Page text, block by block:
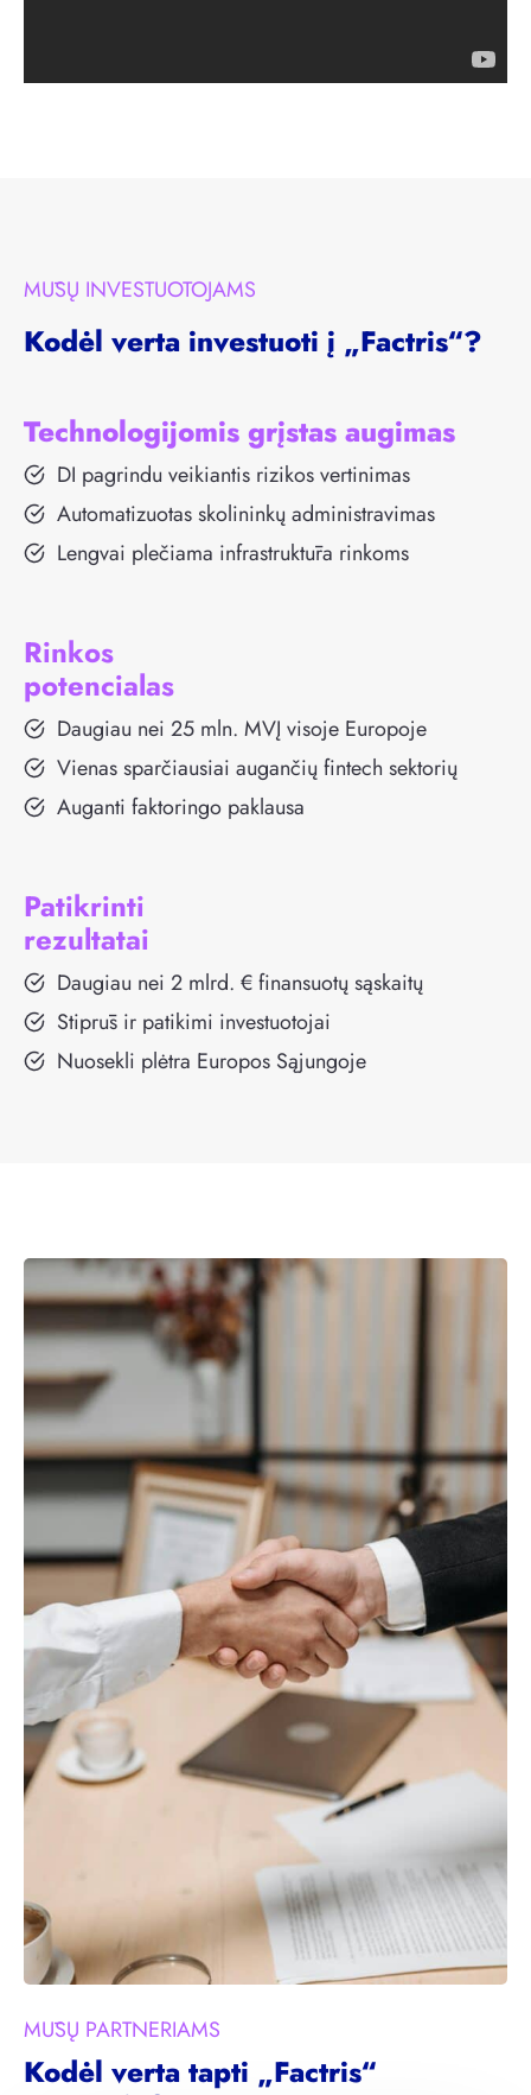
MŪSŲ INVESTUOTOJAMS
Kodėl verta investuoti į „Factris“?
Technologijomis grįstas augimas
DI pagrindu veikiantis rizikos vertinimas
Automatizuotas skolininkų administravimas
Lengvai plečiama infrastruktūra rinkoms
Rinkos
potencialas
Daugiau nei 25 mln. MVĮ visoje Europoje
Vienas sparčiausiai augančių fintech sektorių
Auganti faktoringo paklausa
Patikrinti
rezultatai
Daugiau nei 2 mlrd. € finansuotų sąskaitų
Stiprūs ir patikimi investuotojai
Nuosekli plėtra Europos Sąjungoje
MŪSŲ PARTNERIAMS
Kodėl verta tapti „Factris“